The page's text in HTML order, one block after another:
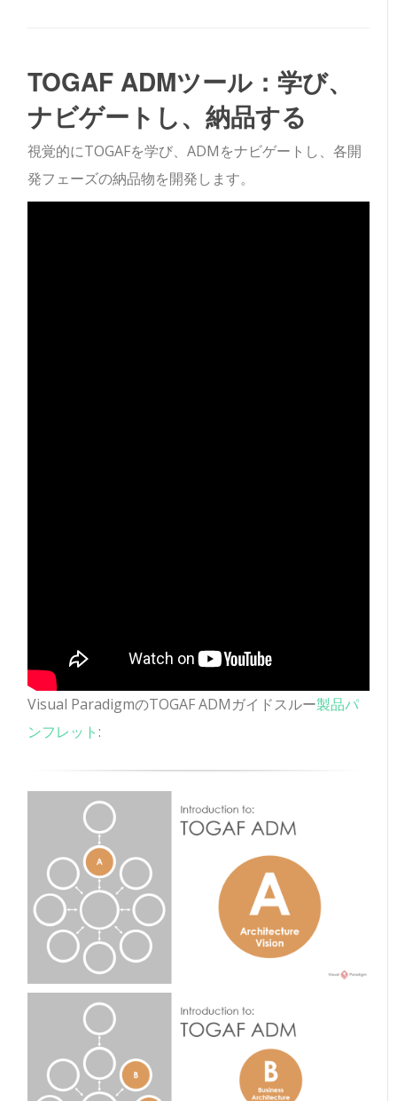
TOGAF ADMツール：学び、
ナビゲートし、納品する
視覚的にTOGAFを学び、ADMをナビゲートし、各開
発フェーズの納品物を開発します。
Visual ParadigmのTOGAF ADMガイドスルー製品パ
ンフレット: